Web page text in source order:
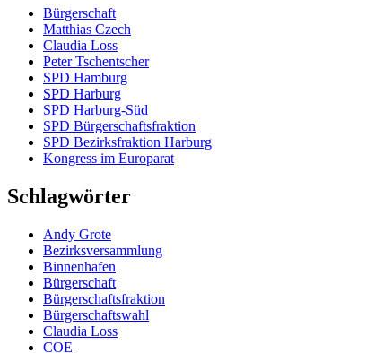
Bürgerschaft
Matthias Czech
Claudia Loss
Peter Tschentscher
SPD Hamburg
SPD Harburg
SPD Harburg-Süd
SPD Bürgerschaftsfraktion
SPD Bezirksfraktion Harburg
Kongress im Europarat
Schlagwörter
Andy Grote
Bezirksversammlung
Binnenhafen
Bürgerschaft
Bürgerschaftsfraktion
Bürgerschaftswahl
Claudia Loss
COE